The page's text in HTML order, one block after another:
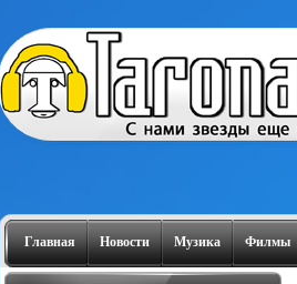
Главная Новости Музика Филмы